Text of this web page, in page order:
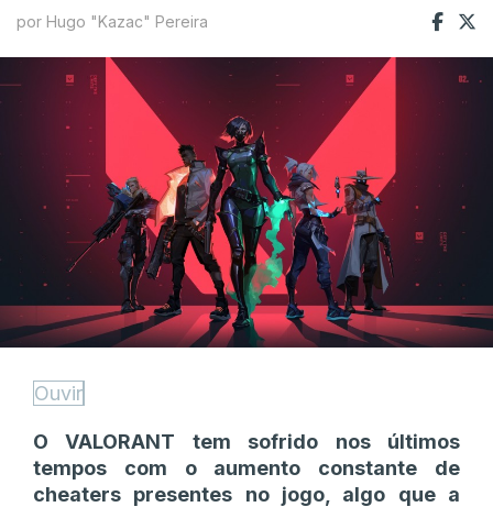
por Hugo "Kazac" Pereira
Ouvir
O VALORANT tem sofrido nos últimos
tempos com o aumento constante de
cheaters presentes no jogo, algo que a